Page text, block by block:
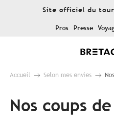
Site officiel du
Pros Presse
Accueil Selon mes envies
Nos coups